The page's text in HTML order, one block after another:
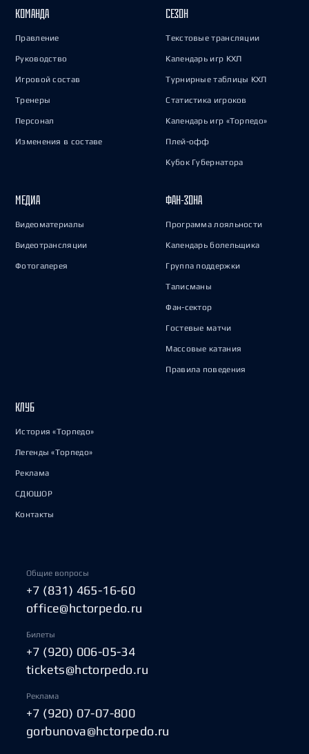
КОМАНДА
Правление
Руководство
Игровой состав
Тренеры
Персонал
Изменения в составе
СЕЗОН
Текстовые трансляции
Календарь игр КХЛ
Турнирные таблицы КХЛ
Статистика игроков
Календарь игр «Торпедо»
Плей-офф
Кубок Губернатора
МЕДИА
Видеоматериалы
Видеотрансляции
Фотогалерея
ФАН-ЗОНА
Программа лояльности
Календарь болельщика
Группа поддержки
Талисманы
Фан-сектор
Гостевые матчи
Массовые катания
Правила поведения
КЛУБ
История «Торпедо»
Легенды «Торпедо»
Реклама
СДЮШОР
Контакты
Общие вопросы
+7 (831) 465-16-60
office@hctorpedo.ru
Билеты
+7 (920) 006-05-34
tickets@hctorpedo.ru
Реклама
+7 (920) 07-07-800
gorbunova@hctorpedo.ru